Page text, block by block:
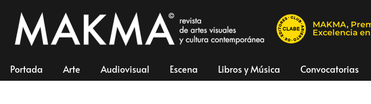
MAKMA,
Excelencia
Portada Arte Audiovisual Escena Libros y Música Convocatorias